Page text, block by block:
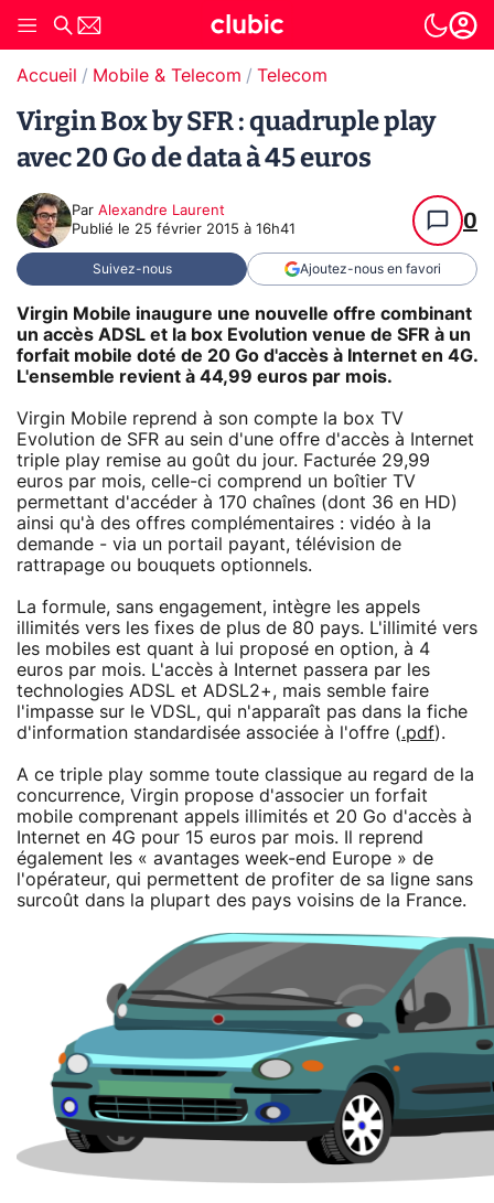
Accueil Mobile & Telecom Telecom
Virgin Box by SFR : quadruple play
avec 20 Go de data à 45 euros
Par Alexandre Laurent
Publié le 25 février 2015 à 16h41 0
Suivez-nous Ajoutez-nous en favori
Virgin Mobile inaugure une nouvelle offre combinant
un accès ADSL et la box Evolution venue de SFR à un
forfait mobile doté de 20 Go d'accès à Internet en 4G.
L'ensemble revient à 44,99 euros par mois.
Virgin Mobile reprend à son compte la box TV
Evolution de SFR au sein d'une offre d'accès à Internet
triple play remise au goût du jour. Facturée 29,99
euros par mois, celle-ci comprend un boîtier TV
permettant d'accéder à 170 chaînes (dont 36 en HD)
ainsi qu'à des offres complémentaires : vidéo à la
demande - via un portail payant, télévision de
rattrapage ou bouquets optionnels.
La formule, sans engagement, intègre les appels
illimités vers les fixes de plus de 80 pays. L'illimité vers
les mobiles est quant à lui proposé en option, à 4
euros par mois. L'accès à Internet passera par les
technologies ADSL et ADSL2+, mais semble faire
l'impasse sur le VDSL, qui n'apparaît pas dans la fiche
d'information standardisée associée à l'offre (.pdf).
A ce triple play somme toute classique au regard de la
concurrence, Virgin propose d'associer un forfait
mobile comprenant appels illimités et 20 Go d'accès à
Internet en 4G pour 15 euros par mois. Il reprend
également les « avantages week-end Europe » de
l'opérateur, qui permettent de profiter de sa ligne sans
surcoût dans la plupart des pays voisins de la France.